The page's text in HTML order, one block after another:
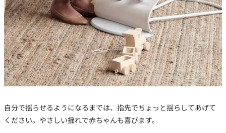
自分で揺らせるようになるまでは、指先でちょっと揺らしてあげて
ください。やさしい揺れで赤ちゃんも喜びます。